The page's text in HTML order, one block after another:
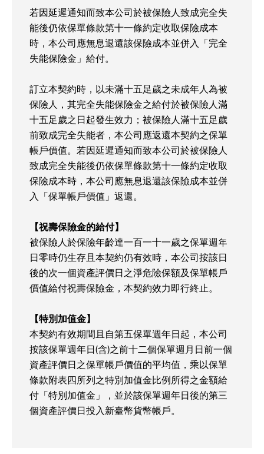
若因延遲通知而致本公司於被保險人致成完全失
能後仍依保單條款第十一條約定收取保險成本
時，本公司應無息退還該保險成本並併入「完全
失能保險金」給付。
訂立本契約時，以未滿十五足歲之未成年人為被
保險人，其完全失能保險金之給付於被保險人滿
十五足歲之日起發生效力；被保險人滿十五足歲
前致成完全失能者，本公司應返還本契約之保單
帳戶價值。若因延遲通知而致本公司於被保險人
致成完全失能後仍依保單條款第十一條約定收取
保險成本時，本公司應無息退還該保險成本並併
入「保單帳戶價值」返還。
【祝壽保險金的給付】
被保險人於保險年齡達一百一十一歲之保單週年
日零時仍生存且本契約仍有效時，本公司按該日
後的次一個資產評價日之淨危險保額及保單帳戶
價值給付祝壽保險金，本契約效力即行終止。
【特別加值金】
本契約有效期間且自第五保單週年日起，本公司
按該保單週年日(含)之前十二個保單週月日前一個
資產評價日之保單帳戶價值的平均值，乘以保單
條款附表四所列之特別加值金比例所得之金額給
付「特別加值金」，並於該保單週年日後的第三
個資產評價日投入新臺幣貨幣帳戶。